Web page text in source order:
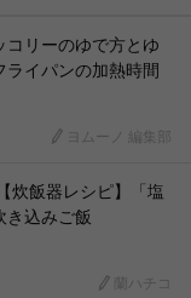
コリーのゆで方とゆ
ライパンの加熱時間
ヨムーノ 編集部
炊飯器レシピ】「塩
き込みご飯
蘭ハチコ